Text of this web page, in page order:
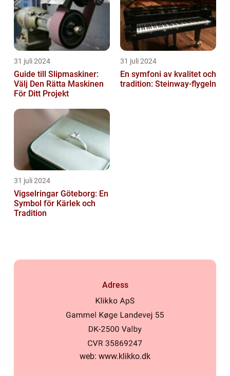
31 juli 2024
Guide till Slipmaskiner:
Välj Den Rätta Maskinen
För Ditt Projekt
31 juli 2024
En symfoni av kvalitet och
tradition: Steinway-flygeln
31 juli 2024
Vigselringar Göteborg: En
Symbol för Kärlek och
Tradition
Adress
web: www.klikko.dk